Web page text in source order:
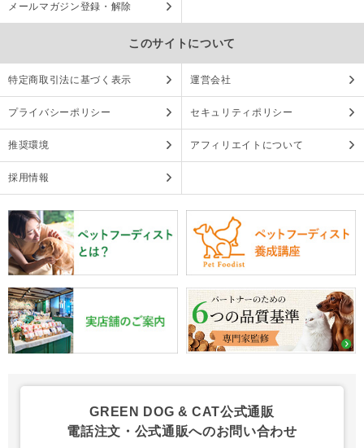
メールマガジン登録・解除
このサイトについて
特定商取引法に基づく表示 運営会社
プライバシーポリシー セキュリティポリシー
推奨環境 アフィリエイトについて
採用情報
GREEN DOG & CAT公式通販
電話注文・公式通販へのお問い合わせ